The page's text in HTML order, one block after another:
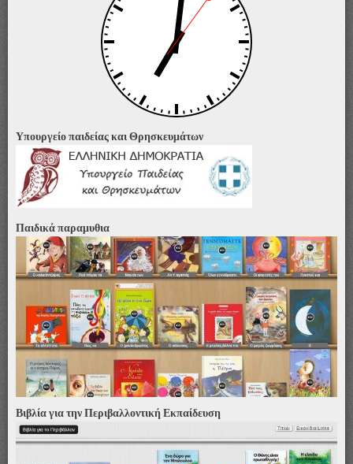
Υπουργείο παιδείας και Θρησκευμάτων
Παιδικά παραμυθια
Βιβλία για την Περιβαλλοντική Εκπαίδευση